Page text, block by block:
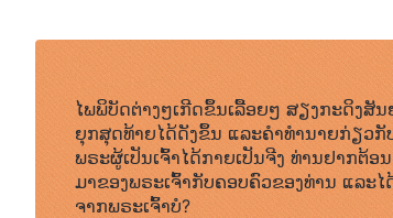
ພວກເຂົາທັງສອງໄດ້ກິນໝາກໄມ້ຈາກຕົ້ນໄມ້. ມະນຸ
ຂັ້ນທີ່ທຸກສິ່ງທີ່ພວກເຂົາມີຢູ່ໃນຫົວໃຈຂອງພວກເຂົ
ສົກກະປົກ. ດັ່ງນັ້ນ, ພຣະເຢໂຮວາຈຶ່ງເສຍໃຈທີ່ໄດ້
ລາຍໂລກດ້ວຍນໍ້າຖ້ວມ ເຊິ່ງມີພຽງແຕ່ໂນອາ ແລະ
ເໜືອທໍາມະຊາດຕາມທີ່ຜູ້ຄົນອາດຈິນຕະນາການ. ບ
ຫຍັງພຣະອົງຈຶ່ງສ້າງມັນຂຶ້ນມາ?” ສິ່ງເຫຼົ່ານີ້ແມ່ນ
ອໍານາດຄວບຄຸມທູດສະຫວັນໃນສະຫວັນທັງໝົດ;
ໄພພິບັດຕ່າງໆເກີດຂຶ້ນເລື້ອຍໆ ສຽງກະດິງສັ
ຍຸກສຸດທ້າຍໄດ້ດັງຂຶ້ນ ແລະຄໍາທໍານາຍກ່ຽວກັ
ພຣະຜູ້ເປັນເຈົ້າໄດ້ກາຍເປັນຈີງ ທ່ານຢາກຕ້ອ
ມາຂອງພຣະເຈົ້າກັບຄອບຄົວຂອງທ່ານ ແລະໄ
ຈາກພຣະເຈົ້າບໍ?